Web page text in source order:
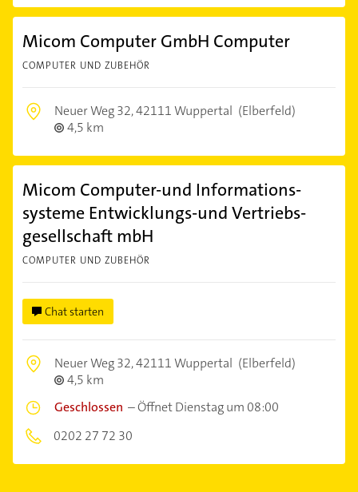
Micom Computer GmbH Computer
COMPUTER UND ZUBEHÖR
Neuer Weg 32,42111 Wuppertal (Elberfeld)
4,5 km
Micom Computer-und Informations-
systeme Entwicklungs-und Vertriebs-
gesellschaft mbH
COMPUTER UND ZUBEHÖR
Chat starten
Neuer Weg 32,42111 Wuppertal (Elberfeld)
4,5 km
Geschlossen –Öffnet Dienstag um 08:00
0202 27 72 30